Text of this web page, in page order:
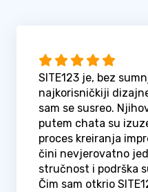
SITE123 je, bez
najkorisničkiji
sam se susreo.
putem chata su
proces kreiranja
čini nevjerovatno
stručnost i podrška
Čim sam otkrio